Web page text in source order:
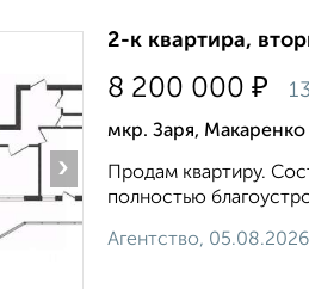
›
2-к квартира,
8 200 000 ₽
мкр. Заря, Макаренко
Продам квартиру.
полностью
Агентство, 05.08.2026